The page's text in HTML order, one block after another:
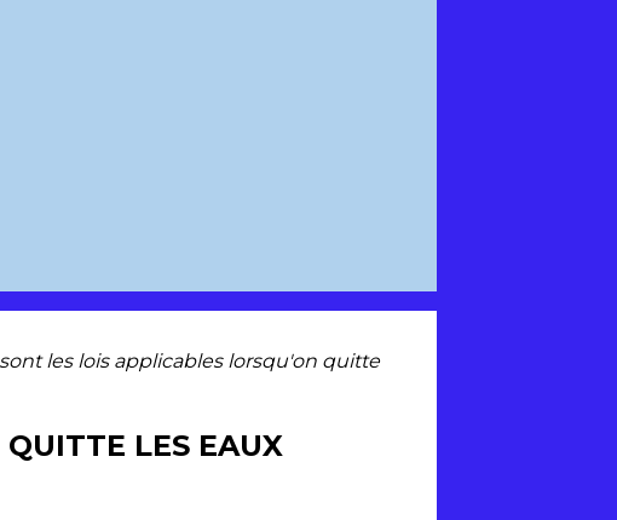
les lois applicables lorsqu'on quitte
LES EAUX